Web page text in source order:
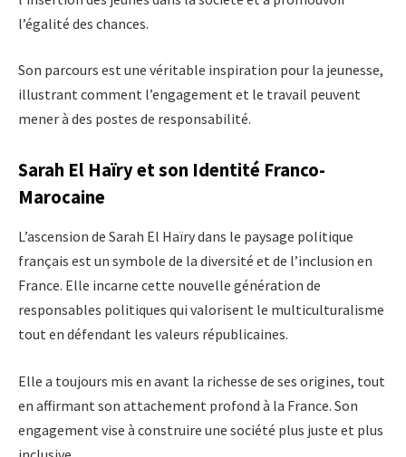
l’égalité des chances.
Son parcours est une véritable inspiration pour la jeunesse,
illustrant comment l’engagement et le travail peuvent
mener à des postes de responsabilité.
Sarah El Haïry et son Identité Franco-
Marocaine
L’ascension de Sarah El Haïry dans le paysage politique
français est un symbole de la diversité et de l’inclusion en
France. Elle incarne cette nouvelle génération de
responsables politiques qui valorisent le multiculturalisme
tout en défendant les valeurs républicaines.
Elle a toujours mis en avant la richesse de ses origines, tout
en affirmant son attachement profond à la France. Son
engagement vise à construire une société plus juste et plus